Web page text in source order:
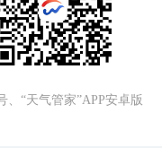
“天气管家”APP安卓版